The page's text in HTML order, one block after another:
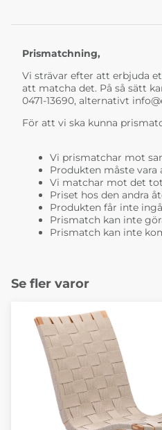
Prismatchning,
Vi strävar efter att erbjuda
att matcha det. På så sätt
0471-13690, alternativt
För att vi ska kunna
Vi prismatchar mot
Produkten måste vara
Vi matchar mot det
Priset hos den andra
Produkten får inte
Prismatch kan inte
Prismatch kan inte
Se fler varor